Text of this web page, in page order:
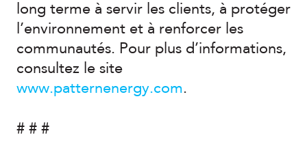
long terme à servir les clients, à protéger
l’environnement et à renforcer les
communautés. Pour plus d’informations,
consultez le site
www.patternenergy.com.
# # #